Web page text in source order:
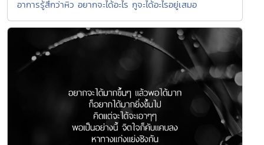
อาการรู้สึกว่าหิว อยากจะได้อะไร กูจะได้อะไรอยู่เสมอ